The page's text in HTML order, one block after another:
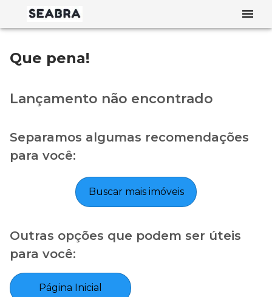
Que pena!
Lançamento não encontrado
Separamos algumas recomendações
para você:
Buscar mais imóveis
Outras opções que podem ser úteis
para você:
Página Inicial